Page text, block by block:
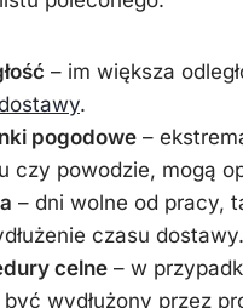
– im większa
.
pogodowe –
czy powodzie, mogą
– dni wolne od pracy,
czasu dostawy.
celne – w
być wydłużony przez